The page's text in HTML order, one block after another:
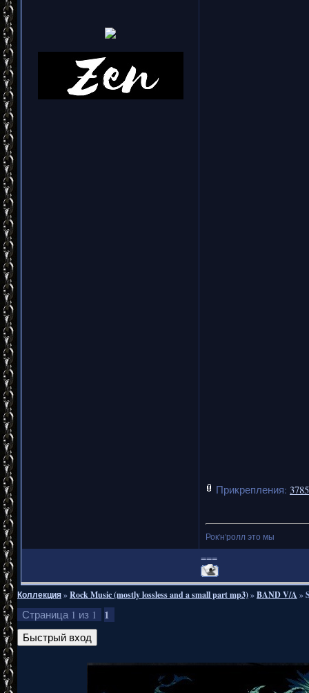
Прикрепления:
Рок'н'ролл это мы
===
Коллекция»Rock Music (mostly lossless and a small part mp3)»BAND V/A »
Страница 1 из 1 1